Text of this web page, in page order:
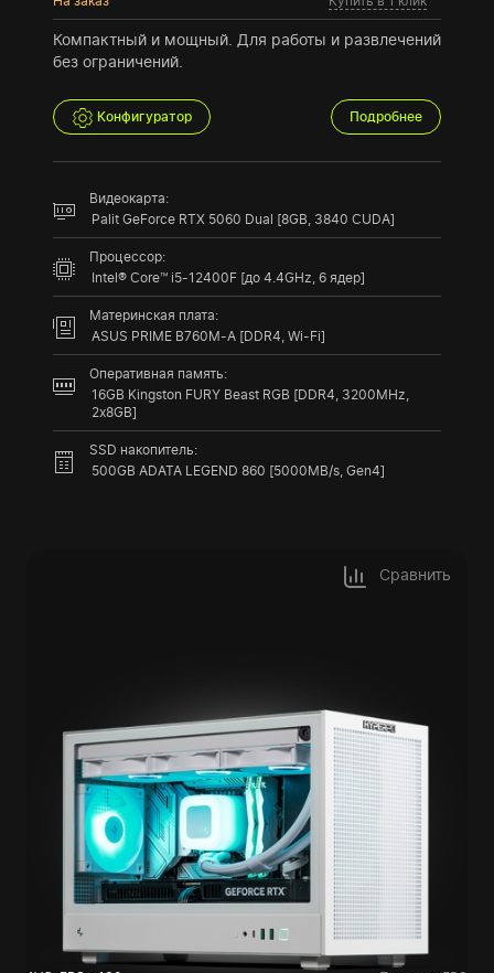
Компактный и мощный. Для работы и развлечений
без ограничений.
Конфигуратор Подробнее
Видеокарта:
Palit GeForce RTX 5060 Dual [8GB, 3840 CUDA]
Процессор:
Intel® Core™ i5-12400F [до 4.4GHz, 6 ядер]
Материнская плата:
ASUS PRIME B760M-A [DDR4, Wi-Fi]
Оперативная память:
16GB Kingston FURY Beast RGB [DDR4, 3200MHz,
2x8GB]
SSD накопитель:
500GB ADATA LEGEND 860 [5000MB/s, Gen4]
Сравнить